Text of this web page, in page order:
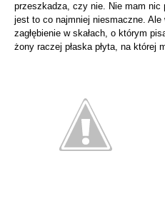
przeszkadza, czy nie. Nie mam nic
jest to co najmniej niesmaczne.
zagłębienie w skałach, o którym
żony raczej płaska płyta, na której